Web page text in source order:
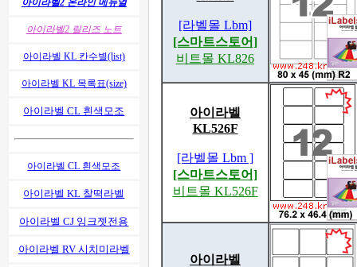
아이라벨2 온라인 메뉴얼
아이라벨2 릴리즈 노트
아이라벨 KL 칸수별(list)
아이라벨 KL 목록표(size)
아이라벨 CL 흰색모조
아이라벨 CL 흰색모조
아이라벨 KL 찰떡라벨
아이라벨 CJ 잉크젯전용
아이라벨 RV 시치미라벨
[라벨몰 Lbm]
[스마트스토어]
비트몰 KL826
아이라벨
KL526F
[라벨몰 Lbm ]
[스마트스토어]
비트몰 KL526F
아이라벨